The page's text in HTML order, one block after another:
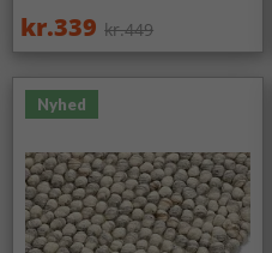
kr.339 kr.449
Nyhed